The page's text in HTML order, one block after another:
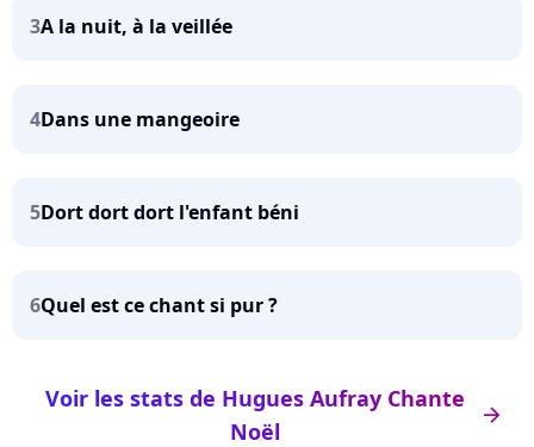
3A la nuit, à la veillée
4Dans une mangeoire
5Dort dort dort l'enfant béni
6Quel est ce chant si pur ?
arrow_right
Voir les stats de Hugues Aufray Chante
Noël